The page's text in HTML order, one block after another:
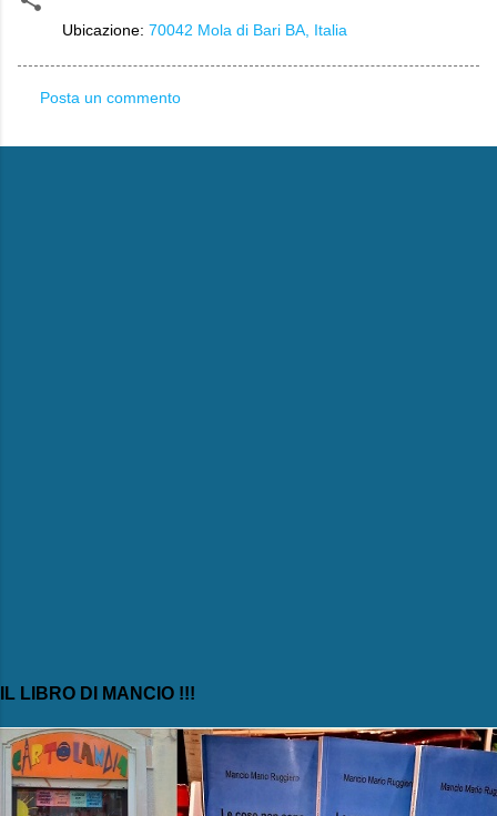
Ubicazione: 70042 Mola di Bari BA, Italia
o
Posta un commento
IL LIBRO DI MANCIO !!!